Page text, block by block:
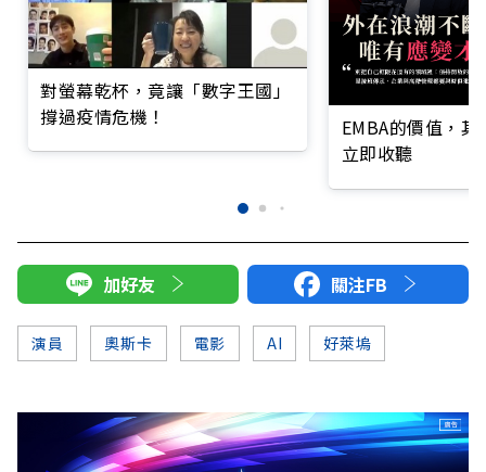
對螢幕乾杯，竟讓「數字王國」
撐過疫情危機！
EMBA的價值，
立即收聽
加好友 關注FB
演員 奧斯卡 電影 AI 好萊塢